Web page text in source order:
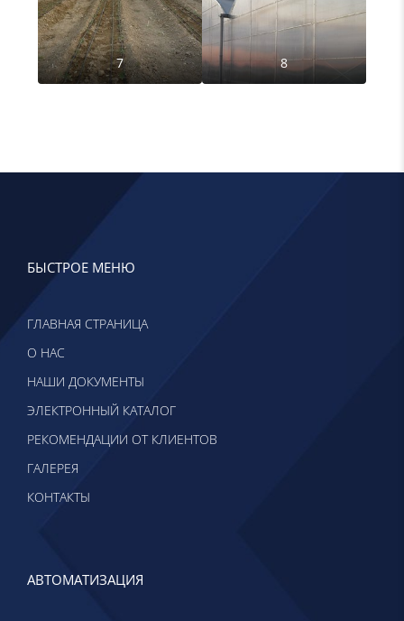
7 8
БЫСТРОЕ МЕНЮ
ГЛАВНАЯ СТРАНИЦА
О НАС
НАШИ ДОКУМЕНТЫ
ЭЛЕКТРОННЫЙ КАТАЛОГ
РЕКОМЕНДАЦИИ ОТ КЛИЕНТОВ
ГАЛЕРЕЯ
КОНТАКТЫ
АВТОМАТИЗАЦИЯ